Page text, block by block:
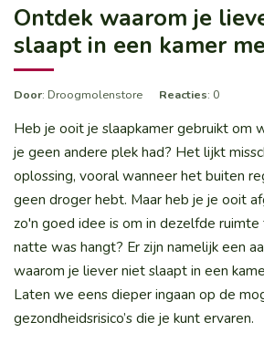
Ontdek waarom je
slaapt in een kamer
Door: Droogmolenstore Reacties: 0
Heb je ooit je slaapkamer gebruikt om
je geen andere plek had? Het lijkt
oplossing, vooral wanneer het buiten
geen droger hebt. Maar heb je je ooit
zo'n goed idee is om in dezelfde
natte was hangt? Er zijn namelijk een
waarom je liever niet slaapt in een
Laten we eens dieper ingaan op de
gezondheidsrisico’s die je kunt ervaren.